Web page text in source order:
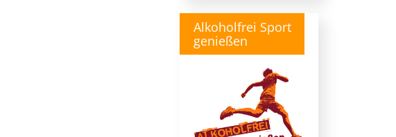
Alkoholfrei Sport
genießen